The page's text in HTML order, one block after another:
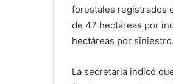
forestales registrados
de 47 hectáreas por
hectáreas por siniestro.
La secretaria indicó